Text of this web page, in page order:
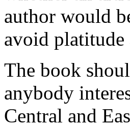
author would
avoid platitude
The book
anybody
Central and